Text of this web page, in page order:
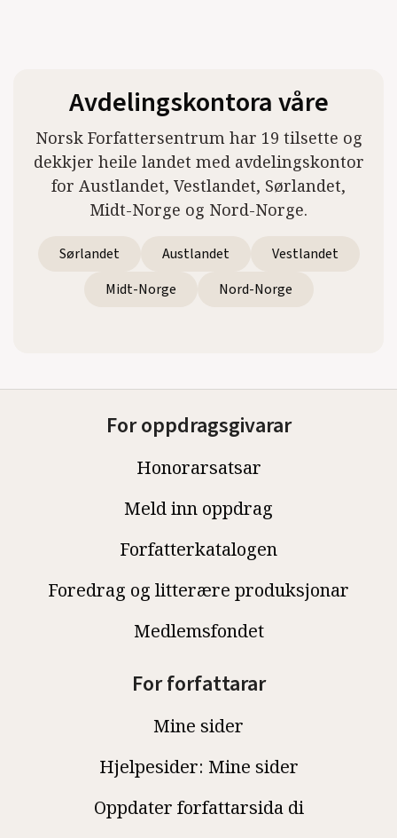
Avdelingskontora våre
Norsk Forfattersentrum har 19 tilsette og
dekkjer heile landet med avdelingskontor
for Austlandet, Vestlandet, Sørlandet,
Midt-Norge og Nord-Norge.
Sørlandet Austlandet
Vestlandet
Midt-Norge
Nord-Norge
For oppdragsgivarar
Honorarsatsar
Meld inn oppdrag
Forfatterkatalogen
Foredrag og litterære produksjonar
Medlemsfondet
For forfattarar
Mine sider
Hjelpesider: Mine sider
Oppdater forfattarsida di